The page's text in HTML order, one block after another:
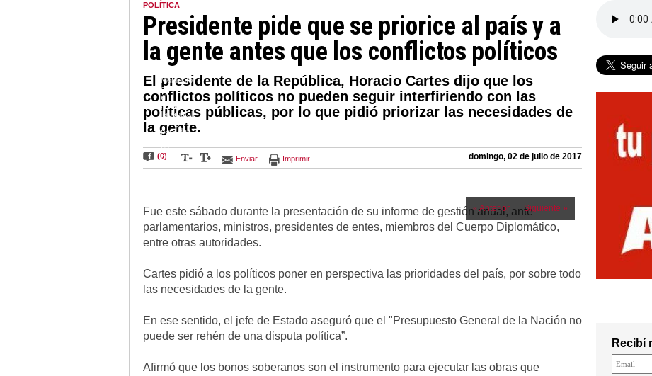
POLÍTICA
Presidente pide que se priorice al país y a
la gente antes que los conflictos políticos
El presidente de la República, Horacio Cartes dijo que los
conflictos políticos no pueden seguir interfiriendo con las
políticas públicas, por lo que pidió priorizar las necesidades de
la gente.
(0) Enviar Imprimir domingo, 02 de julio de 2017
« Anterior Siguiente »
Momento
en el que
el
presidente
llegaba al
Congreso
para dar
de
gestión.
Fue este sábado durante la presentación de su informe de gestión anual, ante
parlamentarios, ministros, presidentes de entes, miembros del Cuerpo Diplomático,
entre otras autoridades.
Cartes pidió a los políticos poner en perspectiva las prioridades del país, por sobre todo
las necesidades de la gente.
En ese sentido, el jefe de Estado aseguró que el "Presupuesto General de la Nación no
puede ser rehén de una disputa política”.
Afirmó que los bonos soberanos son el instrumento para ejecutar las obras que
Recibí